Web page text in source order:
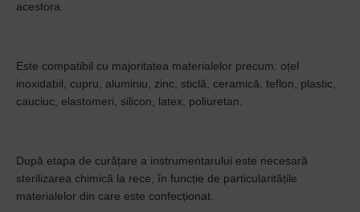
acestora.
Este compatibil cu majoritatea materialelor precum: oțel
inoxidabil, cupru, aluminiu, zinc, sticlă, ceramică, teflon, plastic,
cauciuc, elastomeri, silicon, latex, poliuretan.
După etapa de curățare a instrumentarului este necesară
sterilizarea chimică la rece, în funcție de particularitățile
materialelor din care este confecționat.